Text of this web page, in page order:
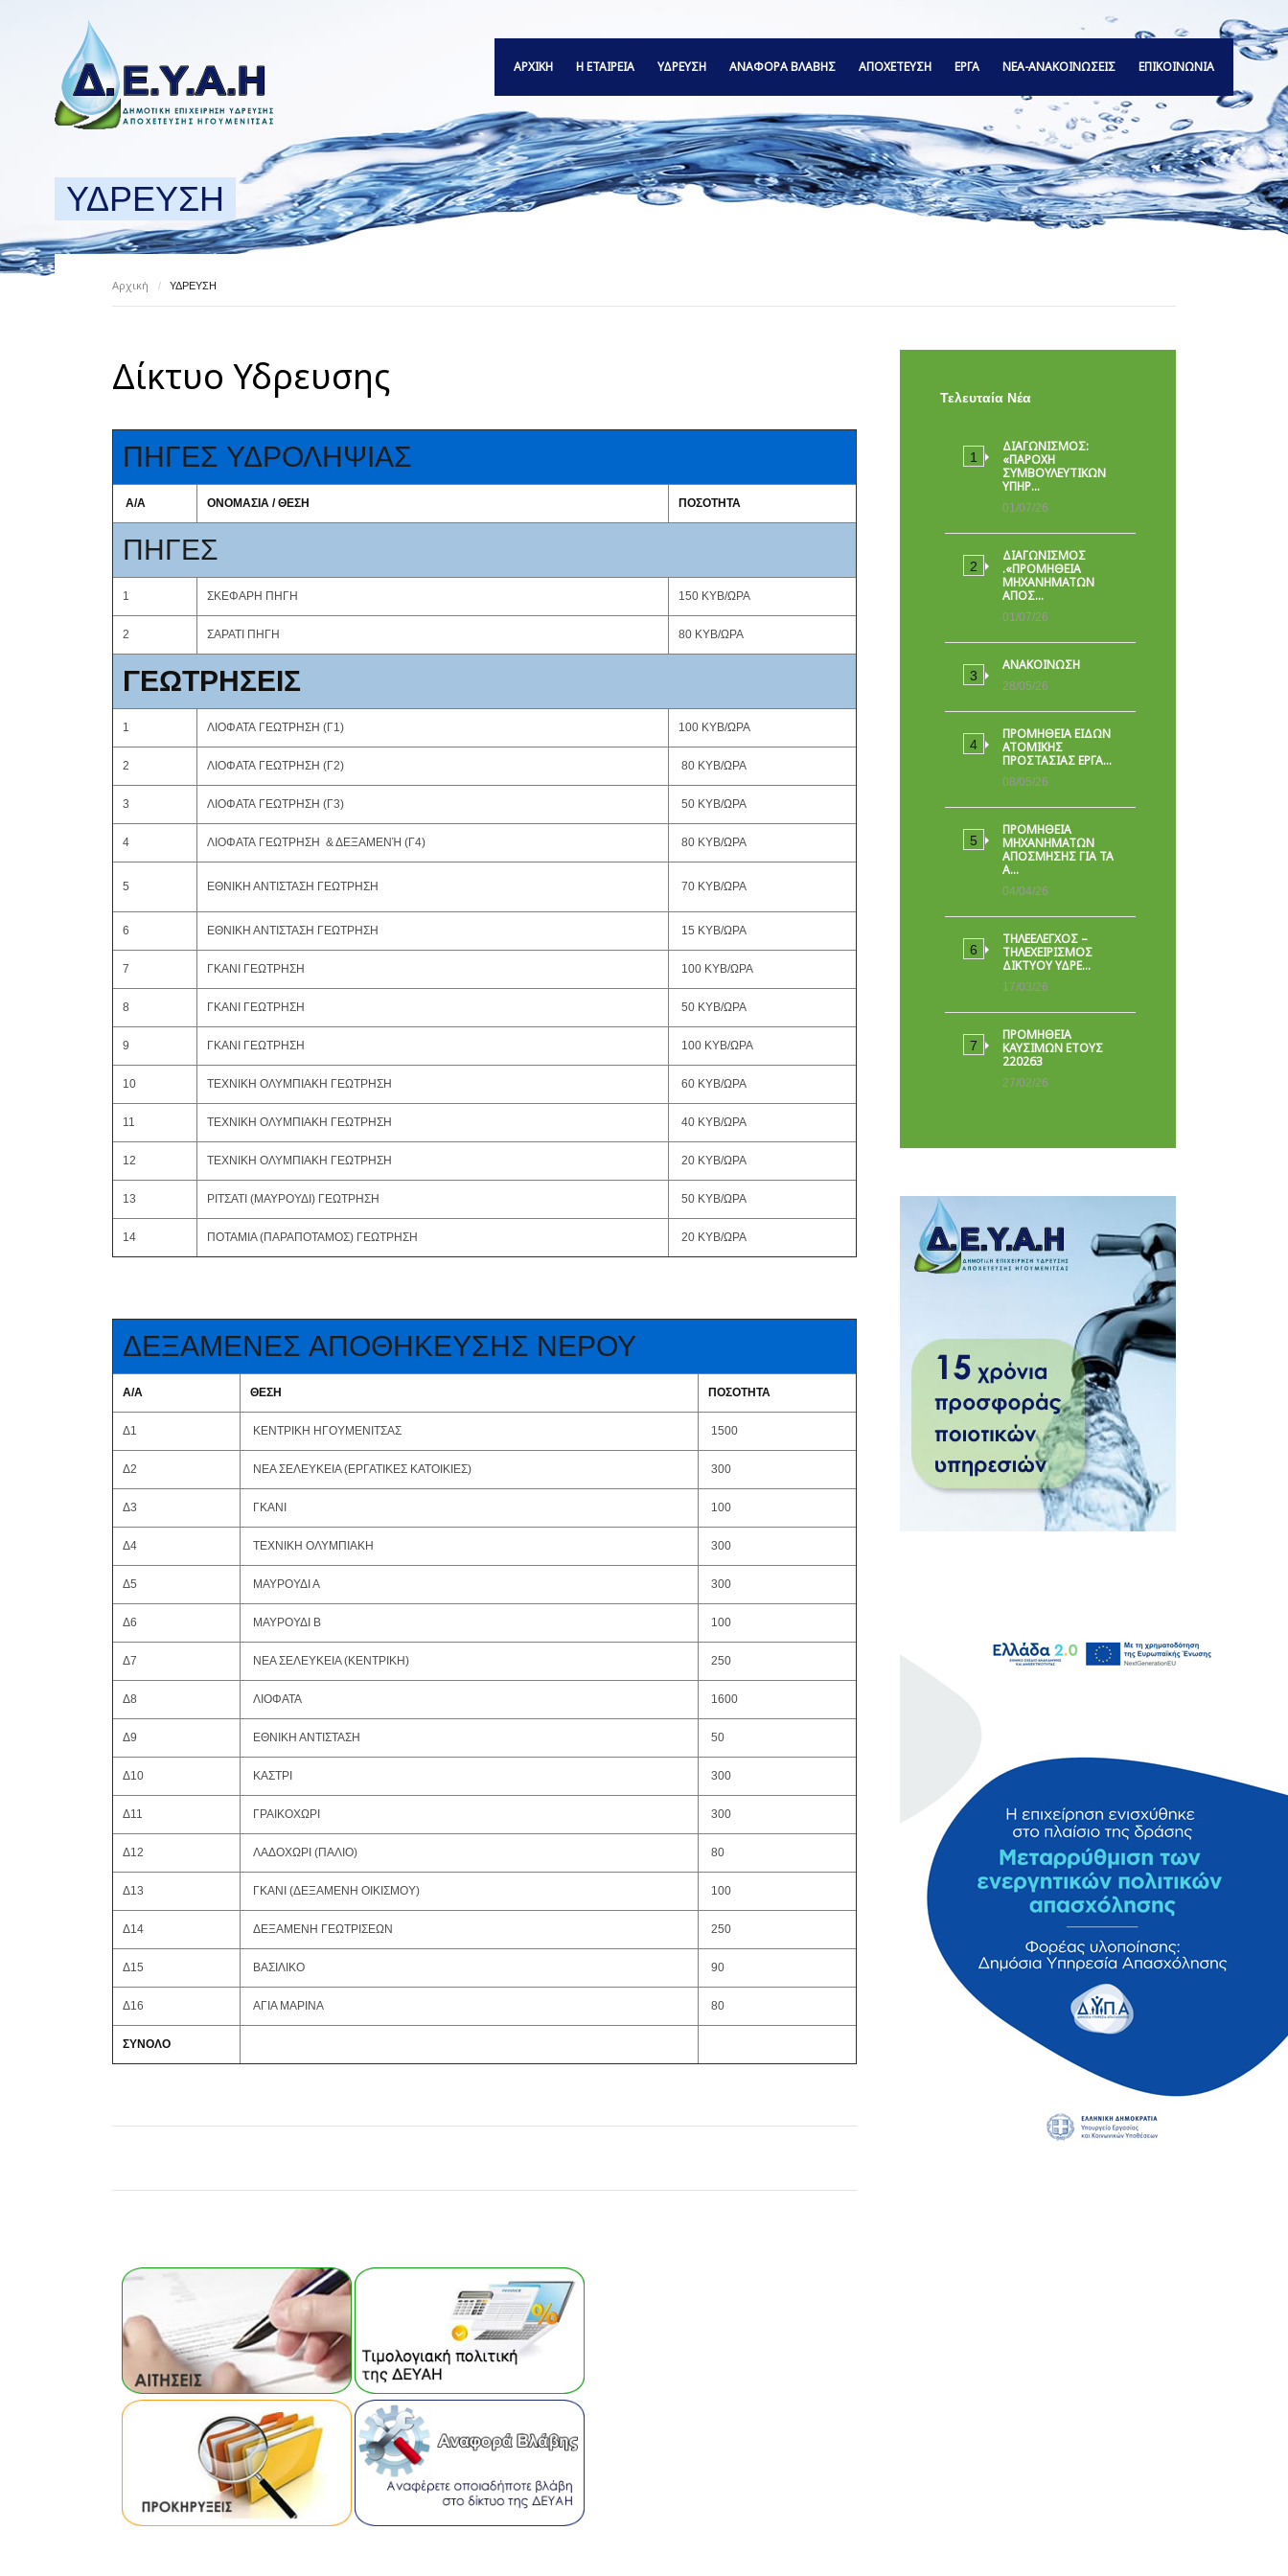
ΑΡΧΙΚΗ Η ΕΤΑΙΡΕΙΑ ΥΔΡΕΥΣΗ ΑΝΑΦΟΡΆ ΒΛΆΒΗΣ ΑΠΟΧΕΤΕΥΣΗ ΕΡΓΑ ΝΕΑ-ΑΝΑΚΟΙΝΩΣΕΙΣ ΕΠΙΚΟΙΝΩΝΙΑ
ΥΔΡΕΥΣΗ
Αρχική / ΥΔΡΕΥΣΗ
Δίκτυο Υδρευσης
ΠΗΓΕΣ ΥΔΡΟΛΗΨΙΑΣ
Α/Α ΟΝΟΜΑΣΙΑ / ΘΕΣΗ ΠΟΣΟΤΗΤΑ
ΠΗΓΕΣ
1 ΣΚΕΦΑΡΗ ΠΗΓΗ 150 ΚΥΒ/ΩΡΑ
2 ΣΑΡΑΤΙ ΠΗΓΗ 80 ΚΥΒ/ΩΡΑ
ΓΕΩΤΡΗΣΕΙΣ
1 ΛΙΟΦΑΤΑ ΓΕΩΤΡΗΣΗ (Γ1) 100 ΚΥΒ/ΩΡΑ
2 ΛΙΟΦΑΤΑ ΓΕΩΤΡΗΣΗ (Γ2) 80 ΚΥΒ/ΩΡΑ
3 ΛΙΟΦΑΤΑ ΓΕΩΤΡΗΣΗ (Γ3) 50 ΚΥΒ/ΩΡΑ
4 ΛΙΟΦΑΤΑ ΓΕΩΤΡΗΣΗ & ΔΕΞΑΜΕΝΉ (Γ4) 80 ΚΥΒ/ΩΡΑ
5 ΕΘΝΙΚΗ ΑΝΤΙΣΤΑΣΗ ΓΕΩΤΡΗΣΗ 70 ΚΥΒ/ΩΡΑ
6 ΕΘΝΙΚΗ ΑΝΤΙΣΤΑΣΗ ΓΕΩΤΡΗΣΗ 15 ΚΥΒ/ΩΡΑ
7 ΓΚΑΝΙ ΓΕΩΤΡΗΣΗ 100 ΚΥΒ/ΩΡΑ
8 ΓΚΑΝΙ ΓΕΩΤΡΗΣΗ 50 ΚΥΒ/ΩΡΑ
9 ΓΚΑΝΙ ΓΕΩΤΡΗΣΗ 100 ΚΥΒ/ΩΡΑ
10 ΤΕΧΝΙΚΗ ΟΛΥΜΠΙΑΚΗ ΓΕΩΤΡΗΣΗ 60 ΚΥΒ/ΩΡΑ
11 ΤΕΧΝΙΚΗ ΟΛΥΜΠΙΑΚΗ ΓΕΩΤΡΗΣΗ 40 ΚΥΒ/ΩΡΑ
12 ΤΕΧΝΙΚΗ ΟΛΥΜΠΙΑΚΗ ΓΕΩΤΡΗΣΗ 20 ΚΥΒ/ΩΡΑ
13 ΡΙΤΣΑΤΙ (ΜΑΥΡΟΥΔΙ) ΓΕΩΤΡΗΣΗ 50 ΚΥΒ/ΩΡΑ
14 ΠΟΤΑΜΙΑ (ΠΑΡΑΠΟΤΑΜΟΣ) ΓΕΩΤΡΗΣΗ 20 ΚΥΒ/ΩΡΑ
ΔΕΞΑΜΕΝΕΣ ΑΠΟΘΗΚΕΥΣΗΣ ΝΕΡΟΥ
Α/Α ΘΕΣΗ ΠΟΣΟΤΗΤΑ
Δ1 ΚΕΝΤΡΙΚΗ ΗΓΟΥΜΕΝΙΤΣΑΣ 1500
Δ2 ΝΕΑ ΣΕΛΕΥΚΕΙΑ (ΕΡΓΑΤΙΚΕΣ ΚΑΤΟΙΚΙΕΣ) 300
Δ3 ΓΚΑΝΙ 100
Δ4 ΤΕΧΝΙΚΗ ΟΛΥΜΠΙΑΚΗ 300
Δ5 ΜΑΥΡΟΥΔΙ Α 300
Δ6 ΜΑΥΡΟΥΔΙ Β 100
Δ7 ΝΕΑ ΣΕΛΕΥΚΕΙΑ (ΚΕΝΤΡΙΚΗ) 250
Δ8 ΛΙΟΦΑΤΑ 1600
Δ9 ΕΘΝΙΚΗ ΑΝΤΙΣΤΑΣΗ 50
Δ10 ΚΑΣΤΡΙ 300
Δ11 ΓΡΑΙΚΟΧΩΡΙ 300
Δ12 ΛΑΔΟΧΩΡΙ (ΠΑΛΙΟ) 80
Δ13 ΓΚΑΝΙ (ΔΕΞΑΜΕΝΗ ΟΙΚΙΣΜΟΥ) 100
Δ14 ΔΕΞΑΜΕΝΗ ΓΕΩΤΡΙΣΕΩΝ 250
Δ15 ΒΑΣΙΛΙΚΟ 90
Δ16 ΑΓΙΑ ΜΑΡΙΝΑ 80
ΣΥΝΟΛΟ
Τελευταία Νέα
ΔΙΑΓΩΝΙΣΜΟΣ:
«ΠΑΡΟΧΉ
ΣΥΜΒΟΥΛΕΥΤΙΚΏΝ
ΥΠΗΡ…
01/07/26
ΔΙΑΓΩΝΙΣΜΟΣ
.«ΠΡΟΜΗΘΕΙΑ
ΜΗΧΑΝΗΜΑΤΩΝ
ΑΠΟΣ…
01/07/26
ΑΝΑΚΟΙΝΩΣΗ
28/05/26
ΠΡΟΜΉΘΕΙΑ ΕΙΔΏΝ
ΑΤΟΜΙΚΉΣ
ΠΡΟΣΤΑΣΊΑΣ ΕΡΓΑ…
08/05/26
ΠΡΟΜΗΘΕΙΑ
ΜΗΧΑΝΗΜΑΤΩΝ
ΑΠΟΣΜΗΣΗΣ ΓΙΑ ΤΑ
Α…
04/04/26
ΤΗΛΕΕΛΕΓΧΟΣ –
ΤΗΛΕΧΕΙΡΙΣΜΟΣ
ΔΙΚΤΥΟΥ ΥΔΡΕ…
17/03/26
ΠΡΟΜΗΘΕΙΑ
ΚΑΥΣΙΜΩΝ ΕΤΟΥΣ
220263
27/02/26